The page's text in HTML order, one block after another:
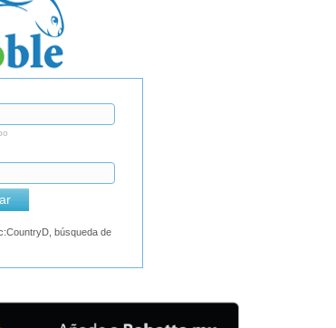
búsqueda de